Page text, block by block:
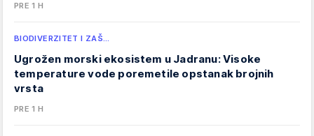
PRE 1 H
BIODIVERZITET I ZAŠ…
Ugrožen morski ekosistem u Jadranu: Visoke
temperature vode poremetile opstanak brojnih
vrsta
PRE 1 H